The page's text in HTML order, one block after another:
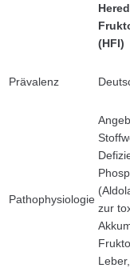
(HFI)
Prävalenz
Pathophysiologie
zur